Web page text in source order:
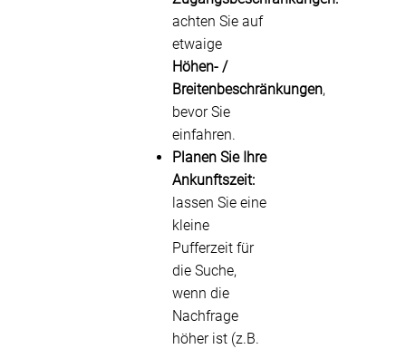
achten Sie auf
etwaige
Höhen- /
Breitenbeschränkungen,
bevor Sie
einfahren.
Planen Sie Ihre
Ankunftszeit:
lassen Sie eine
kleine
Pufferzeit für
die Suche,
wenn die
Nachfrage
höher ist (z.B.